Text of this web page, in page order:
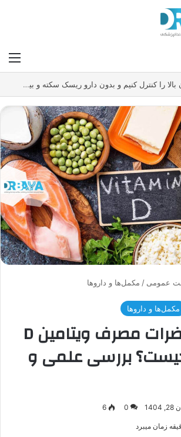
چطور فشار خون بالا را کنترل کنیم و بدون دارو ریسک سکته و بیماری قلبی را کاهش دهیم؟
عمومی / مکمل‌ها و داروها
مکمل‌ها و داروها
فواید و مضرات مصرف ویتامین D
بررسی علمی و
0
6